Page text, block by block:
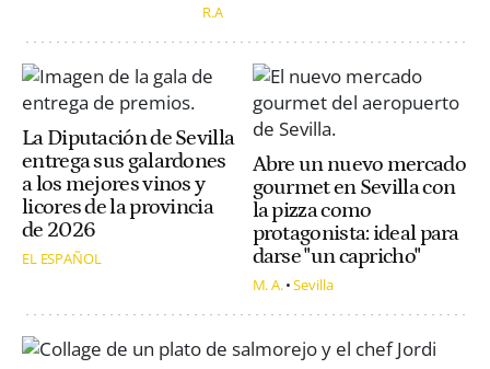
R.A
La Diputación de Sevilla
entrega sus galardones
a los mejores vinos y
licores de la provincia
de 2026
EL ESPAÑOL
Abre un nuevo mercado
gourmet en Sevilla con
la pizza como
protagonista: ideal para
darse "un capricho"
M. A. Sevilla